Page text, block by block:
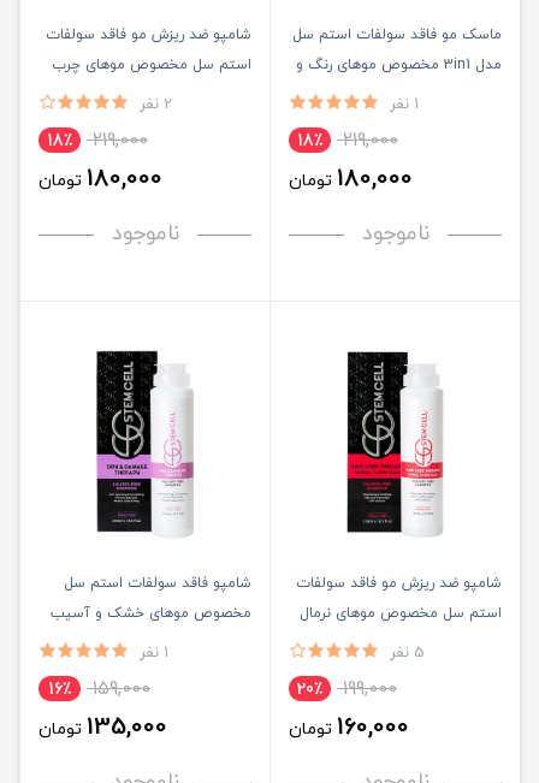
ماسک مو فاقد سولفات استم سل
مدل 3in1 مخصوص موهای رنگ و
هایلایت شده حجم 500ml
1 نفر
219,000 18٪
180,000 تومان
ناموجود
شامپو ضد ریزش مو فاقد سولفات
استم سل مخصوص موهای چرب
2 نفر
219,000 18٪
180,000 تومان
ناموجود
شامپو ضد ریزش مو فاقد سولفات
استم سل مخصوص موهای نرمال
تا خشک حجم 250ML5 نفر
199,000 20٪
160,000 تومان
شامپو فاقد سولفات استم سل
مخصوص موهای خشک و آسیب
1 نفر
159,000 16٪
135,000 تومان